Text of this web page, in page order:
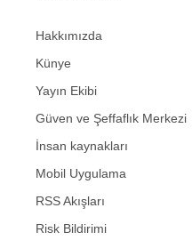
Hakkımızda
Künye
Yayın Ekibi
Güven ve Şeffaflık Merkezi
İnsan kaynakları
Mobil Uygulama
RSS Akışları
Risk Bildirimi